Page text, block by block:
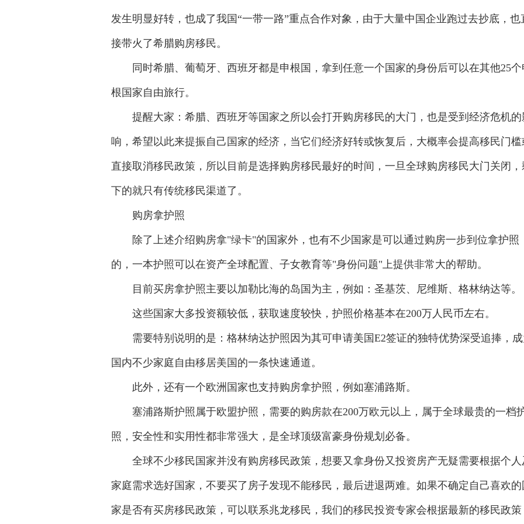
发生明显好转，也成了我国“一带一路”重点合作对象，由于大量中国企业跑过去抄底，也
接带火了希腊购房移民。
同时希腊、葡萄牙、西班牙都是申根国，拿到任意一个国家的身份后可以在其他25个
根国家自由旅行。
提醒大家：希腊、西班牙等国家之所以会打开购房移民的大门，也是受到经济危机的
响，希望以此来提振自己国家的经济，当它们经济好转或恢复后，大概率会提高移民门槛
直接取消移民政策，所以目前是选择购房移民最好的时间，一旦全球购房移民大门关闭，
下的就只有传统移民渠道了。
购房拿护照
除了上述介绍购房拿"绿卡"的国家外，也有不少国家是可以通过购房一步到位拿护照
的，一本护照可以在资产全球配置、子女教育等"身份问题"上提供非常大的帮助。
目前买房拿护照主要以加勒比海的岛国为主，例如：圣基茨、尼维斯、格林纳达等。
这些国家大多投资额较低，获取速度较快，护照价格基本在200万人民币左右。
需要特别说明的是：格林纳达护照因为其可申请美国E2签证的独特优势深受追捧，成
国内不少家庭自由移居美国的一条快速通道。
此外，还有一个欧洲国家也支持购房拿护照，例如塞浦路斯。
塞浦路斯护照属于欧盟护照，需要的购房款在200万欧元以上，属于全球最贵的一档
照，安全性和实用性都非常强大，是全球顶级富豪身份规划必备。
全球不少移民国家并没有购房移民政策，想要又拿身份又投资房产无疑需要根据个人
家庭需求选好国家，不要买了房子发现不能移民，最后进退两难。如果不确定自己喜欢的
家是否有买房移民政策，可以联系兆龙移民，我们的移民投资专家会根据最新的移民政策